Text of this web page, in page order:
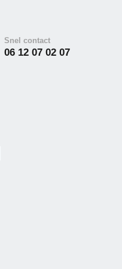
Snel contact
06 12 07 02 07